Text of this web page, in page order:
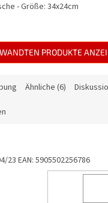
- Größe: 34x24cm
PRODUKTE
Ähnliche (6)
23 EAN: 5905502256786